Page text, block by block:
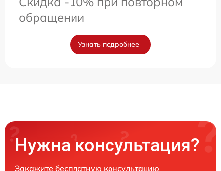
обращении
Узнать подробнее
Нужна консультация?
Закажите бесплатную консультацию